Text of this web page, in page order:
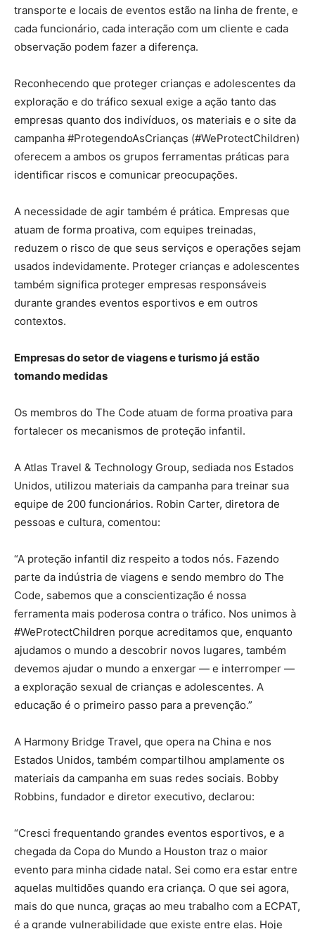
transporte e locais de eventos estão na linha de frente, e
cada funcionário, cada interação com um cliente e cada
observação podem fazer a diferença.
Reconhecendo que proteger crianças e adolescentes da
exploração e do tráfico sexual exige a ação tanto das
empresas quanto dos indivíduos, os materiais e o site da
campanha #ProtegendoAsCrianças (#WeProtectChildren)
oferecem a ambos os grupos ferramentas práticas para
identificar riscos e comunicar preocupações.
A necessidade de agir também é prática. Empresas que
atuam de forma proativa, com equipes treinadas,
reduzem o risco de que seus serviços e operações sejam
usados indevidamente. Proteger crianças e adolescentes
também significa proteger empresas responsáveis
durante grandes eventos esportivos e em outros
contextos.
Empresas do setor de viagens e turismo já estão
tomando medidas
Os membros do The Code atuam de forma proativa para
fortalecer os mecanismos de proteção infantil.
A Atlas Travel & Technology Group, sediada nos Estados
Unidos, utilizou materiais da campanha para treinar sua
equipe de 200 funcionários. Robin Carter, diretora de
pessoas e cultura, comentou:
“A proteção infantil diz respeito a todos nós. Fazendo
parte da indústria de viagens e sendo membro do The
Code, sabemos que a conscientização é nossa
ferramenta mais poderosa contra o tráfico. Nos unimos à
#WeProtectChildren porque acreditamos que, enquanto
ajudamos o mundo a descobrir novos lugares, também
devemos ajudar o mundo a enxergar — e interromper —
a exploração sexual de crianças e adolescentes. A
educação é o primeiro passo para a prevenção.”
A Harmony Bridge Travel, que opera na China e nos
Estados Unidos, também compartilhou amplamente os
materiais da campanha em suas redes sociais. Bobby
Robbins, fundador e diretor executivo, declarou:
“Cresci frequentando grandes eventos esportivos, e a
chegada da Copa do Mundo a Houston traz o maior
evento para minha cidade natal. Sei como era estar entre
aquelas multidões quando era criança. O que sei agora,
mais do que nunca, graças ao meu trabalho com a ECPAT,
é a grande vulnerabilidade que existe entre elas. Hoje